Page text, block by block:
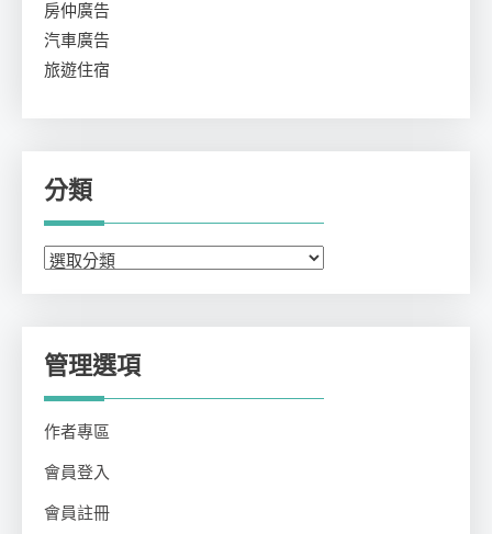
房仲廣告
汽車廣告
旅遊住宿
分類
分
管理選項
作者專區
會員登入
會員註冊